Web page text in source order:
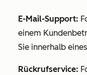
E-Mail-Support:
einem
Sie innerhalb
Rückrufservice: